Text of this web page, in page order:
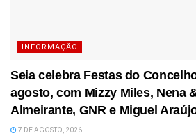
INFORMAÇÃO
Seia celebra Festas do
agosto, com Mizzy Miles, Nena
Almeirante, GNR e Miguel
7 DE AGOSTO, 2026